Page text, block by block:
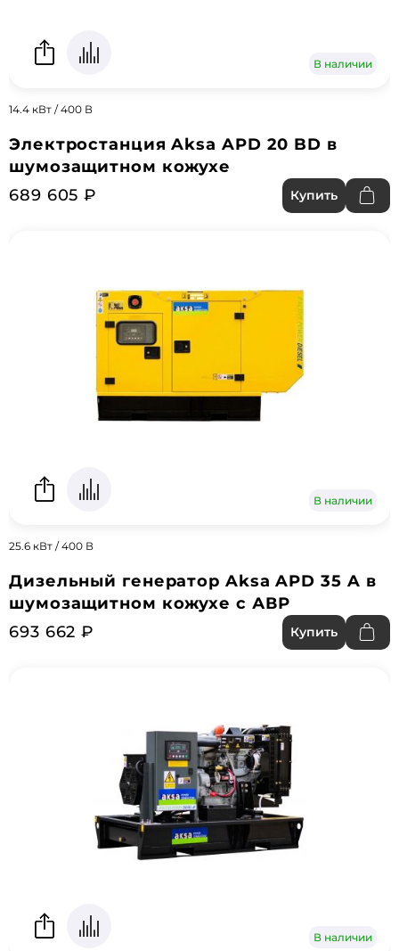
В наличии
14.4 кВт / 400 В
Электростанция Aksa APD 20 BD в
шумозащитном кожухе
689 605 ₽
Купить
В наличии
25.6 кВт / 400 В
Дизельный генератор Aksa APD 35 A в
шумозащитном кожухе с АВР
693 662 ₽
Купить
В наличии